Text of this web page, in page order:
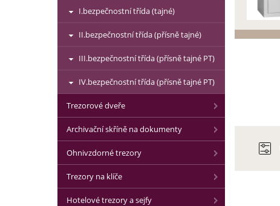
I.bezpečnostní třída (tajné)
II.bezpečnostní třída (přísně tajné)
III.bezpečnostní třída (přísně tajné PT)
IV.bezpečnostní třída (přísně tajné PT)
Trezorové dveře
Archivační skříně na dokumenty
Ohnivzdorné trezory
Trezory na klíče
Hotelové trezory a sejfy